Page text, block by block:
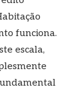
funciona.
escala,